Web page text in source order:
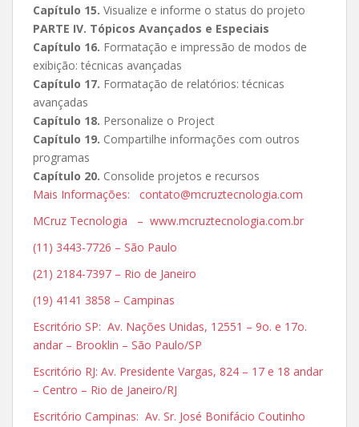
Capítulo 15. Visualize e informe o status do projeto
PARTE IV. Tópicos Avançados e Especiais
Capítulo 16. Formatação e impressão de modos de
exibição: técnicas avançadas
Capítulo 17. Formatação de relatórios: técnicas
avançadas
Capítulo 18. Personalize o Project
Capítulo 19. Compartilhe informações com outros
programas
Capítulo 20. Consolide projetos e recursos
Mais Informações: contato@mcruztecnologia.com
MCruz Tecnologia – www.mcruztecnologia.com.br
(11) 3443-7726 – São Paulo
(21) 2184-7397 – Rio de Janeiro
(19) 4141 3858 – Campinas
Escritório SP: Av. Nações Unidas, 12551 – 9o. e 17o.
andar – Brooklin – São Paulo/SP
Escritório RJ: Av. Presidente Vargas, 824 – 17 e 18 andar
– Centro – Rio de Janeiro/RJ
Escritório Campinas: Av. Sr. José Bonifácio Coutinho